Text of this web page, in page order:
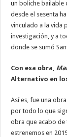
un boliche bailable
desde el sesenta
vinculado a la vida
investigación, y a
donde se sumó
Con esa obra,
Alternativo en los
Así es, fue una
por todo lo que
obra que acabo de
estrenemos en